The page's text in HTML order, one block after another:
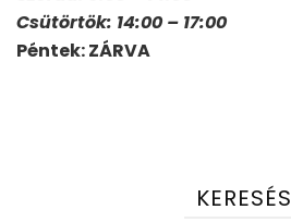
Csütörtök: 14:00 – 17:00
Péntek: ZÁRVA
KERESÉS